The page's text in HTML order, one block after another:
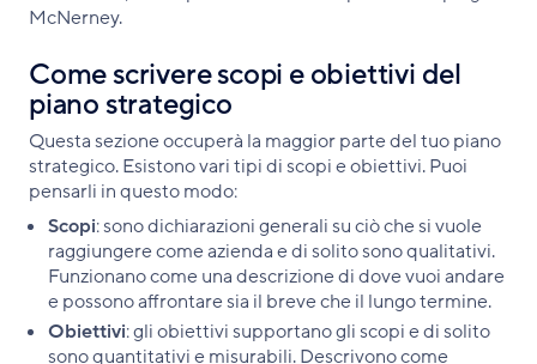
McNerney.
Come scrivere scopi e obiettivi del
piano strategico
Questa sezione occuperà la maggior parte del tuo piano
strategico. Esistono vari tipi di scopi e obiettivi. Puoi
pensarli in questo modo:
Scopi: sono dichiarazioni generali su ciò che si vuole
raggiungere come azienda e di solito sono qualitativi.
Funzionano come una descrizione di dove vuoi andare
e possono affrontare sia il breve che il lungo termine.
Obiettivi: gli obiettivi supportano gli scopi e di solito
sono quantitativi e misurabili. Descrivono come